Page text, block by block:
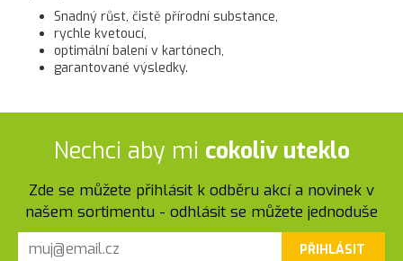
Snadný růst, čistě přírodní substance,
rychle kvetoucí,
optimální balení v kartónech,
garantované výsledky.
Nechci aby mi cokoliv uteklo
Zde se můžete přihlásit k odběru akcí a novinek v
našem sortimentu - odhlásit se můžete jednoduše
PŘIHLÁSIT